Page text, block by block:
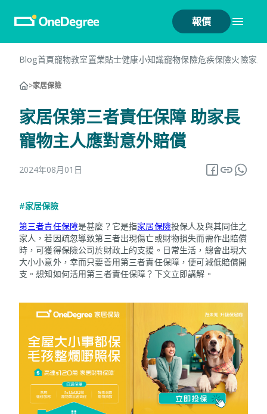
報價
Blog首頁寵物教室置業貼士健康小知識寵物保險危疾保險火險家
>家居保險
家居保第三者責任保障 助家長
寵物主人應對意外賠償
2024年08月01日
#家居保險
第三者責任保障是甚麼？它是指家居保險投保人及與其同住之
家人，若因疏忽導致第三者出現傷亡或財物損失而需作出賠償
時，可獲得保險公司於財政上的支援。日常生活，總會出現大
大小小意外，幸而只要善用第三者責任保障，便可減低賠償開
支。想知如何活用第三者責任保障？下文立即講解。